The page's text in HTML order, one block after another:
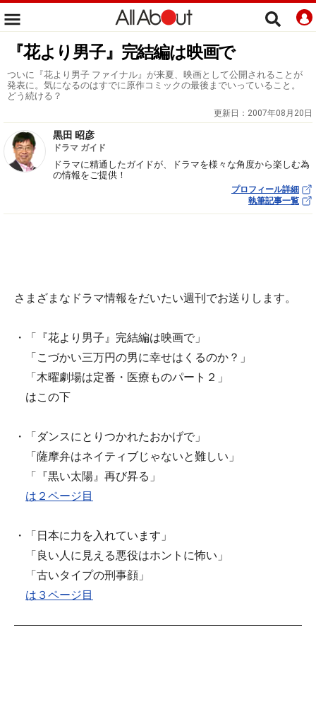
『花より男子』完結編は映画で
ついに『花より男子 ファイナル』が来夏、映画として公開されることが
発表に。気になるのはすでに原作コミックの最後までいっていること。
どう続ける？
更新日： 2007年08月20日
黒田 昭彦
ドラマ ガイド
ドラマに精通したガイドが、ドラマを様々な角度から楽しむ為
の情報をご提供！
プロフィール詳細
執筆記事一覧
さまざまなドラマ情報をだいたい週刊でお送りします。
・「『花より男子』完結編は映画で」
「こづかい三万円の男に幸せはくるのか？」
「木曜劇場は定番・医療ものパート２」
はこの下
・「ダンスにとりつかれたおかげで」
「薩摩弁はネイティブじゃないと難しい」
「『黒い太陽』再び昇る」
は２ページ目
・「日本に力を入れています」
「良い人に見える悪役はホントに怖い」
「古いタイプの刑事顔」
は３ページ目